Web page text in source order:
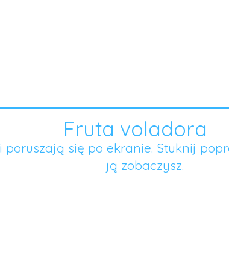
Fruta voladora
poruszają się po ekranie. Stuknij
ją zobaczysz.